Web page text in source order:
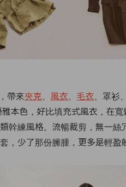
帶來夾克、 風衣、 毛衣、罩衫
雅本色，好比填充式風衣，在
幹練風格。流暢裁剪，無一絲
，少了那份臃腫，更多是輕盈